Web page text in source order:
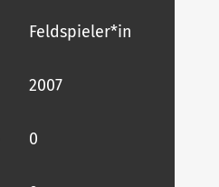
Feldspieler*in
2007
0